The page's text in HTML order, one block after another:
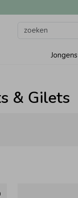
Jongens
& Gilets